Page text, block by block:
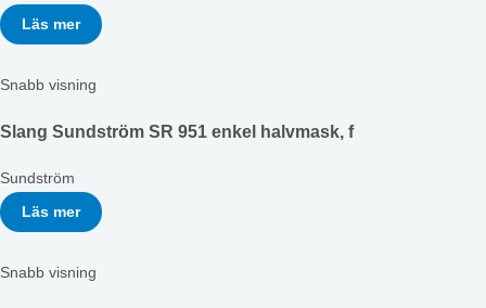
Läs mer
Snabb visning
Slang Sundström SR 951 enkel halvmask, f
Sundström
Läs mer
Snabb visning